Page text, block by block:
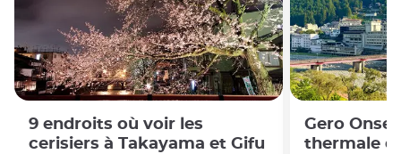
9 endroits où voir les
cerisiers à Takayama et Gifu
Gero
thermale